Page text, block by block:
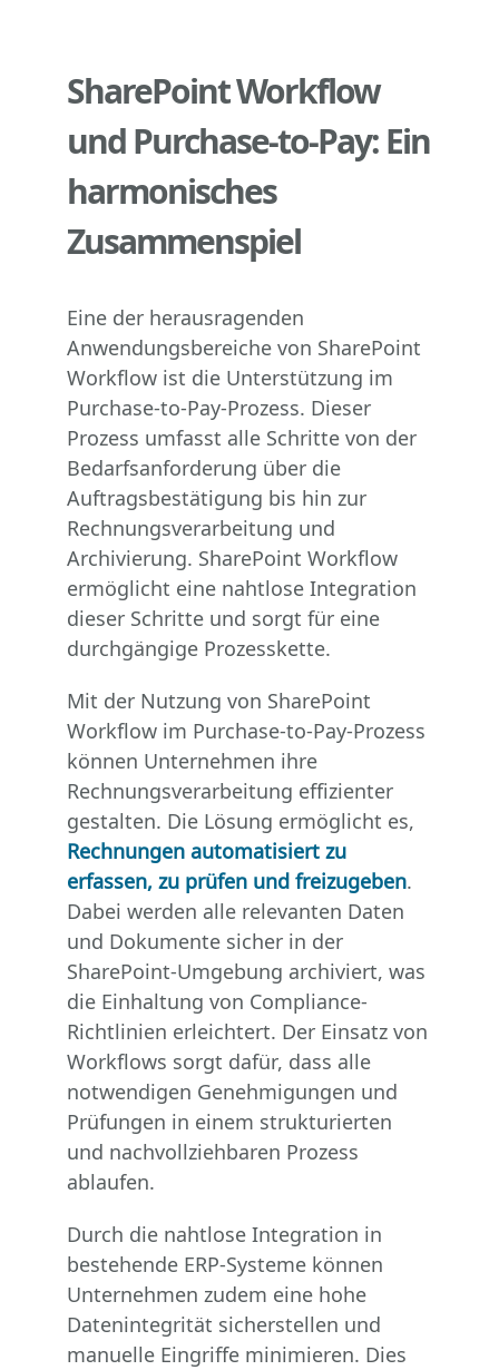
SharePoint Workflow
und Purchase-to-Pay: Ein
harmonisches
Zusammenspiel
Eine der herausragenden
Anwendungsbereiche von SharePoint
Workflow ist die Unterstützung im
Purchase-to-Pay-Prozess. Dieser
Prozess umfasst alle Schritte von der
Bedarfsanforderung über die
Auftragsbestätigung bis hin zur
Rechnungsverarbeitung und
Archivierung. SharePoint Workflow
ermöglicht eine nahtlose Integration
dieser Schritte und sorgt für eine
durchgängige Prozesskette.
Mit der Nutzung von SharePoint
Workflow im Purchase-to-Pay-Prozess
können Unternehmen ihre
Rechnungsverarbeitung effizienter
gestalten. Die Lösung ermöglicht es,
Rechnungen automatisiert zu
erfassen, zu prüfen und freizugeben.
Dabei werden alle relevanten Daten
und Dokumente sicher in der
SharePoint-Umgebung archiviert, was
die Einhaltung von Compliance-
Richtlinien erleichtert. Der Einsatz von
Workflows sorgt dafür, dass alle
notwendigen Genehmigungen und
Prüfungen in einem strukturierten
und nachvollziehbaren Prozess
ablaufen.
Durch die nahtlose Integration in
bestehende ERP-Systeme können
Unternehmen zudem eine hohe
Datenintegrität sicherstellen und
manuelle Eingriffe minimieren. Dies